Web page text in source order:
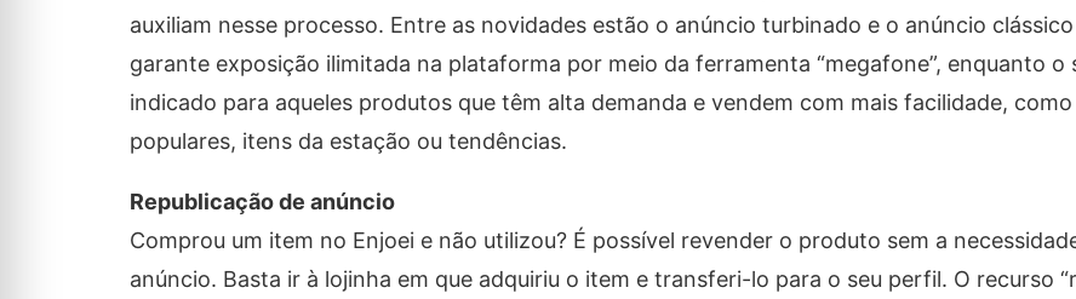
auxiliam nesse processo. Entre as novidades estão o anúncio turbinado e o anúncio
garante exposição ilimitada na plataforma por meio da ferramenta “megafone”, enquanto o
indicado para aqueles produtos que têm alta demanda e vendem com mais facilidade,
populares, itens da estação ou tendências.
Republicação de anúncio
Comprou um item no Enjoei e não utilizou? É possível revender o produto sem a
anúncio. Basta ir à lojinha em que adquiriu o item e transferi-lo para o seu perfil. O recurso